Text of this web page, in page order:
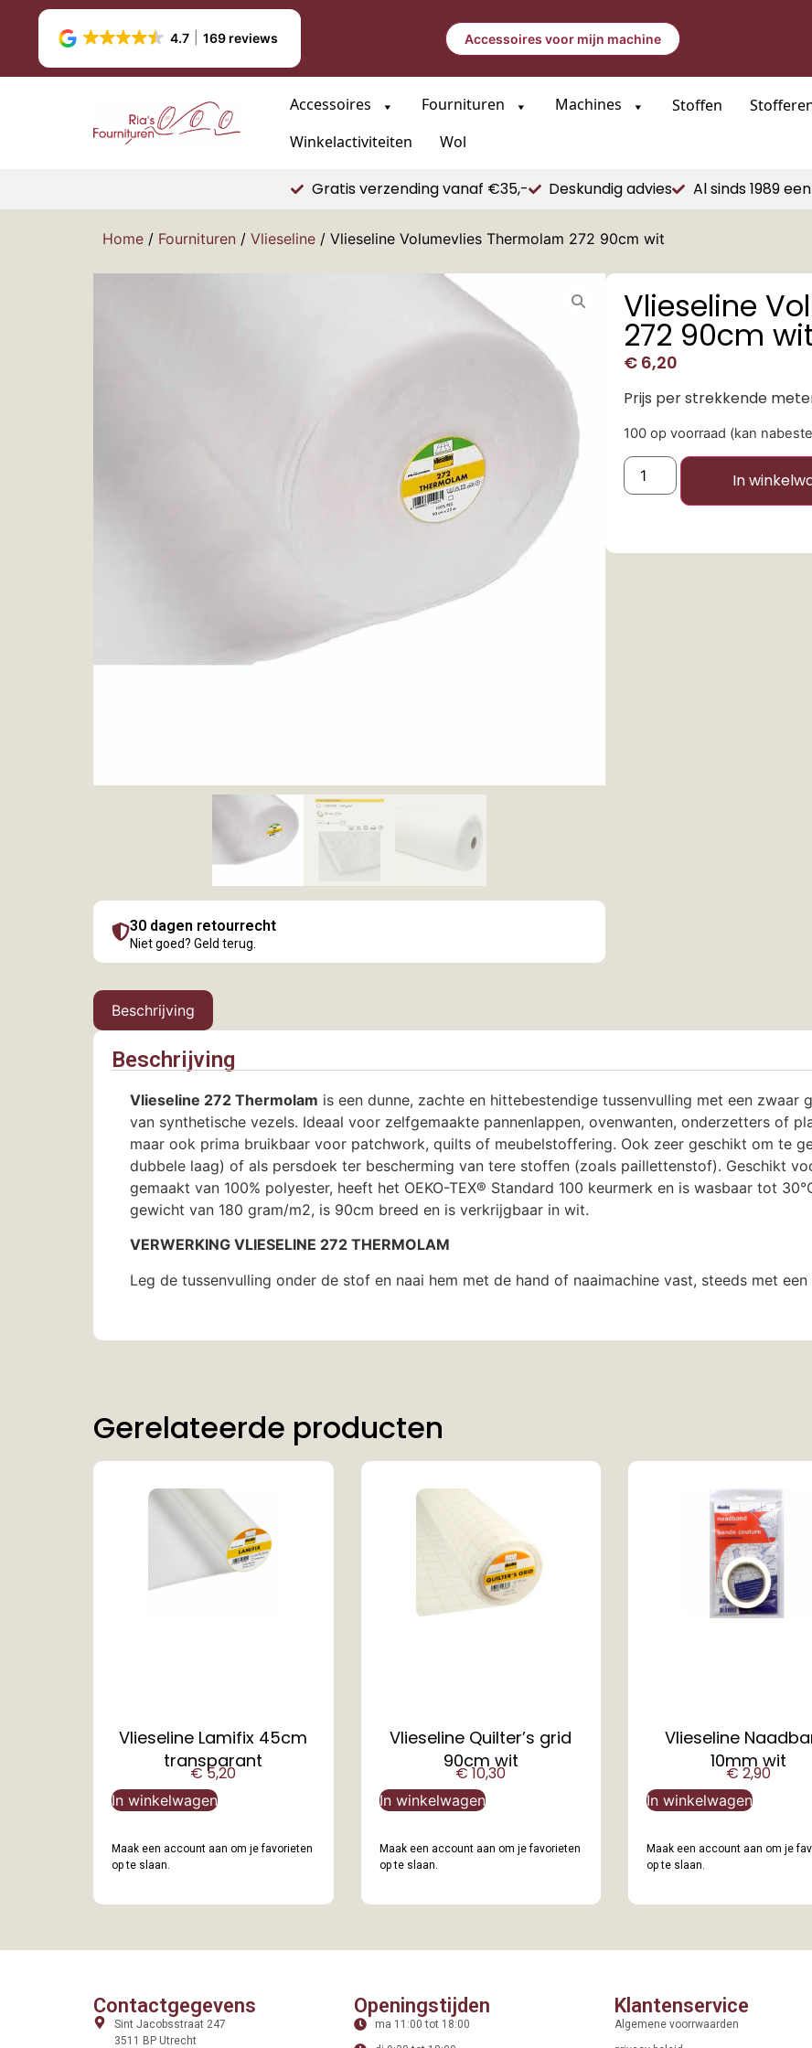
4.7 169 reviews Accessoires voor mijn machine
Accessoires Fournituren Machines Stoffen
Winkelactiviteiten
Wol
Gratis verzending vanaf €35,- Deskundig advies Al sinds 1989
Home / Fournituren / Vlieseline / Vlieseline Volumevlies Thermolam 272 90cm wit
30 dagen retourrecht
Niet goed? Geld terug.
Vlieseline
272 90cm
€6,20
Prijs per strekkende
100 op voorraad (kan
In
Beschrijving
Beschrijving
Vlieseline 272 Thermolam is een dunne, zachte en hittebestendige tussenvulling met een zwaar
van synthetische vezels. Ideaal voor zelfgemaakte pannenlappen, ovenwanten, onderzetters of
maar ook prima bruikbaar voor patchwork, quilts of meubelstoffering. Ook zeer geschikt om te
dubbele laag) of als persdoek ter bescherming van tere stoffen (zoals paillettenstof). Geschikt
gemaakt van 100% polyester, heeft het OEKO-TEX® Standard 100 keurmerk en is wasbaar tot
gewicht van 180 gram/m2, is 90cm breed en is verkrijgbaar in wit.
VERWERKING VLIESELINE 272 THERMOLAM
Leg de tussenvulling onder de stof en naai hem met de hand of naaimachine vast, steeds met
Gerelateerde producten
Vlieseline Lamifix 45cm
transparant
€5,20
In winkelwagen
Maak een account aan om je favorieten
op te slaan.
Vlieseline Quilter’s grid
90cm wit
€10,30
In winkelwagen
Maak een account aan om je favorieten
op te slaan.
Vlieseline
10mm wit
€2,90
In winkelwagen
Maak een account aan om je
op te slaan.
Contactgegevens
Sint Jacobsstraat 247
3511 BP Utrecht
Openingstijden
ma 11:00 tot 18:00
Klantenservice
Algemene voorrwaarden